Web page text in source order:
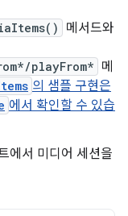
메서드와
playFrom* 메
의 샘플 구현은
에서 확인할 수 있습
에서 미디어 세션을